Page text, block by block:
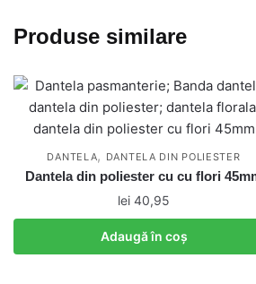
Produse similare
DANTELA, DANTELA DIN POLIESTER
Dantela din poliester cu cu flori
lei 40,95
Adaugă în coș